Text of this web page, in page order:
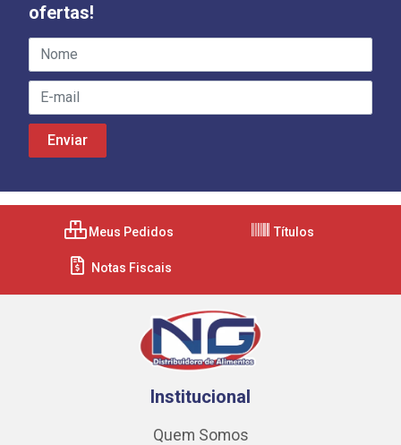
ofertas!
Meus Pedidos Títulos
Notas Fiscais
Institucional
Quem Somos